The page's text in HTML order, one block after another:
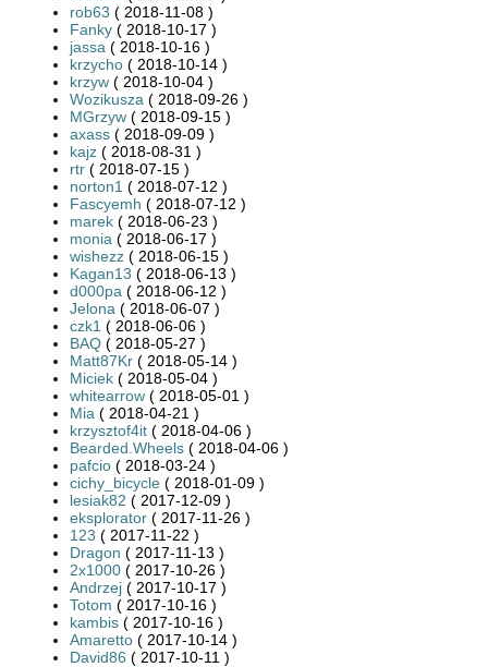
rob63 ( 2018-11-08 )
Fanky ( 2018-10-17 )
jassa ( 2018-10-16 )
krzycho ( 2018-10-14 )
krzyw ( 2018-10-04 )
Wozikusza ( 2018-09-26 )
MGrzyw ( 2018-09-15 )
axass ( 2018-09-09 )
kajz ( 2018-08-31 )
rtr ( 2018-07-15 )
norton1 ( 2018-07-12 )
Fascyemh ( 2018-07-12 )
marek ( 2018-06-23 )
monia ( 2018-06-17 )
wishezz ( 2018-06-15 )
Kagan13 ( 2018-06-13 )
d000pa ( 2018-06-12 )
Jelona ( 2018-06-07 )
czk1 ( 2018-06-06 )
BAQ ( 2018-05-27 )
Matt87Kr ( 2018-05-14 )
Miciek ( 2018-05-04 )
whitearrow ( 2018-05-01 )
Mia ( 2018-04-21 )
krzysztof4it ( 2018-04-06 )
Bearded.Wheels ( 2018-04-06 )
pafcio ( 2018-03-24 )
cichy_bicycle ( 2018-01-09 )
lesiak82 ( 2017-12-09 )
eksplorator ( 2017-11-26 )
123 ( 2017-11-22 )
Dragon ( 2017-11-13 )
2x1000 ( 2017-10-26 )
Andrzej ( 2017-10-17 )
Totom ( 2017-10-16 )
kambis ( 2017-10-16 )
Amaretto ( 2017-10-14 )
David86 ( 2017-10-11 )